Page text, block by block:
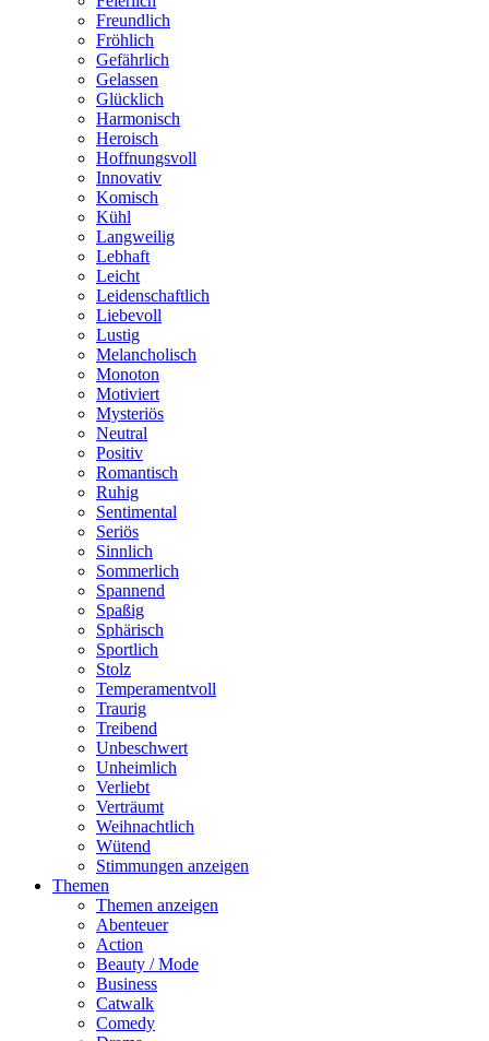
Freundlich
Fröhlich
Gefährlich
Gelassen
Glücklich
Harmonisch
Heroisch
Hoffnungsvoll
Innovativ
Komisch
Kühl
Langweilig
Lebhaft
Leicht
Leidenschaftlich
Liebevoll
Lustig
Melancholisch
Monoton
Motiviert
Mysteriös
Neutral
Positiv
Romantisch
Ruhig
Sentimental
Seriös
Sinnlich
Sommerlich
Spannend
Spaßig
Sphärisch
Sportlich
Stolz
Temperamentvoll
Traurig
Treibend
Unbeschwert
Unheimlich
Verliebt
Verträumt
Weihnachtlich
Wütend
Stimmungen anzeigen
Themen
Themen anzeigen
Abenteuer
Action
Beauty / Mode
Business
Catwalk
Comedy